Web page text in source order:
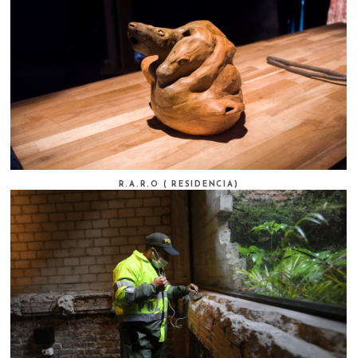
R.A.R.O ( RESIDENCIA)